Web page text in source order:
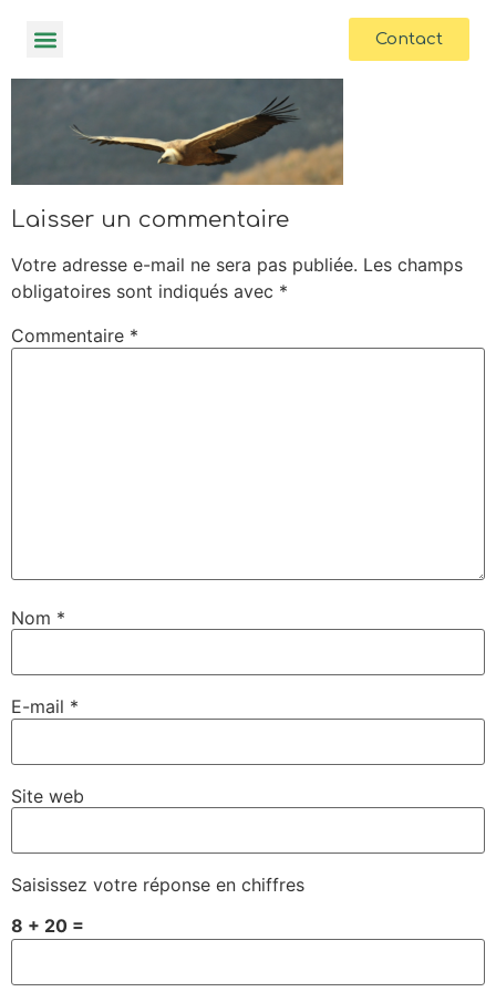
principal
Contact
Laisser un commentaire
Votre adresse e-mail ne sera pas publiée. Les champs
obligatoires sont indiqués avec *
Commentaire *
Nom *
E-mail *
Site web
Saisissez votre réponse en chiffres
8 + 20 =